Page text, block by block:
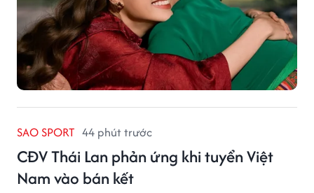
SAO SPORT 44 phút trước
CĐV Thái Lan phản ứng khi tuyển Việt
Nam vào bán kết